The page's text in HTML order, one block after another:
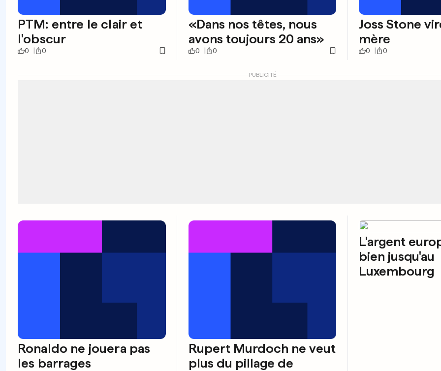
PTM: entre le clair et
l'obscur
0 0
«Dans nos têtes, nous
avons toujours 20 ans»
0 0
Joss Stone
mère
0 0
PUBLICITÉ
Ronaldo ne jouera pas
les barrages
Rupert Murdoch ne veut
plus du pillage de
L'argent
bien jusqu'au
Luxembourg